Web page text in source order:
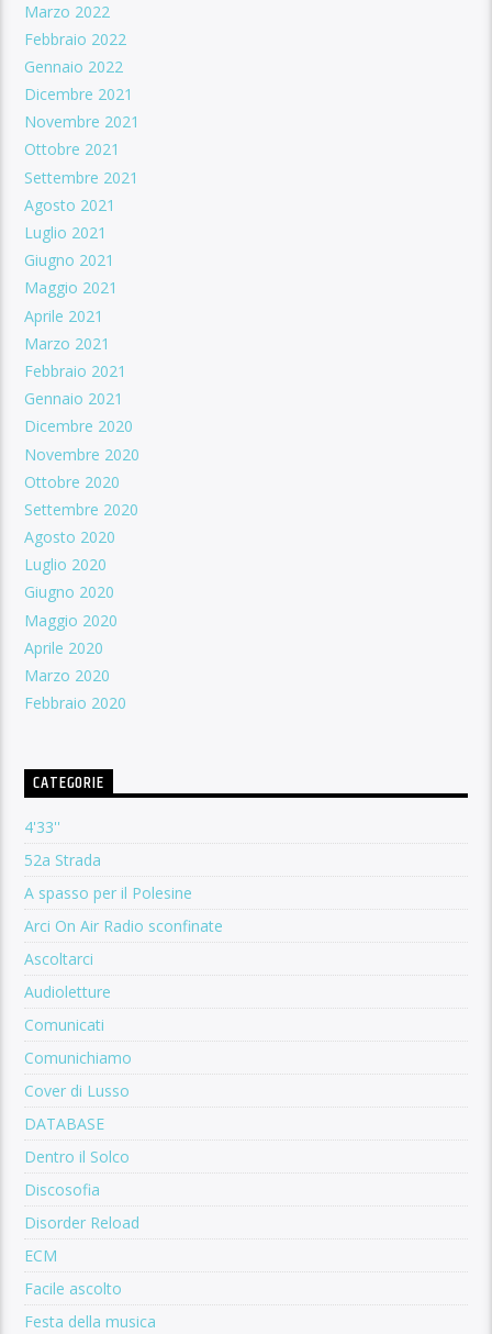
Marzo 2022
Febbraio 2022
Gennaio 2022
Dicembre 2021
Novembre 2021
Ottobre 2021
Settembre 2021
Agosto 2021
Luglio 2021
Giugno 2021
Maggio 2021
Aprile 2021
Marzo 2021
Febbraio 2021
Gennaio 2021
Dicembre 2020
Novembre 2020
Ottobre 2020
Settembre 2020
Agosto 2020
Luglio 2020
Giugno 2020
Maggio 2020
Aprile 2020
Marzo 2020
Febbraio 2020
CATEGORIE
4'33''
52a Strada
A spasso per il Polesine
Arci On Air Radio sconfinate
Ascoltarci
Audioletture
Comunicati
Comunichiamo
Cover di Lusso
DATABASE
Dentro il Solco
Discosofia
Disorder Reload
ECM
Facile ascolto
Festa della musica